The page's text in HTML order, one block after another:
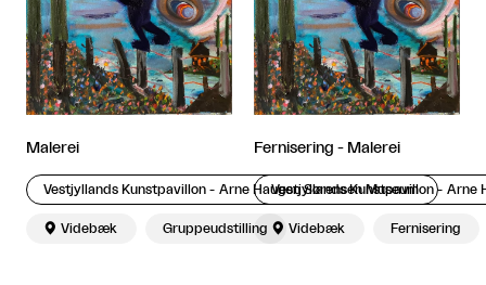
Malerei
Vestjyllands Kunstpavillon - Arne Haugen Sørensen Museum
 Videbæk Gruppeudstilling
Fernisering - Malerei
Vestjyllands Kunstpavillon - Arne
 Videbæk Fernisering